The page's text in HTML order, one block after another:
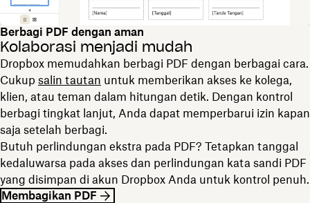
Berbagi PDF dengan aman
Kolaborasi menjadi mudah
Dropbox memudahkan berbagi PDF dengan berbagai cara.
Cukup salin tautan untuk memberikan akses ke kolega,
klien, atau teman dalam hitungan detik. Dengan kontrol
berbagi tingkat lanjut, Anda dapat memperbarui izin kapan
saja setelah berbagi.
Butuh perlindungan ekstra pada PDF? Tetapkan tanggal
kedaluwarsa pada akses dan perlindungan kata sandi PDF
yang disimpan di akun Dropbox Anda untuk kontrol penuh.
Membagikan PDF